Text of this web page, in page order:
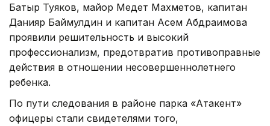
Батыр Туяков, майор Медет Махметов, капитан
Данияр Баймулдин и капитан Асем Абдраимова
проявили решительность и высокий
профессионализм, предотвратив противоправные
действия в отношении несовершеннолетнего
ребенка.
По пути следования в районе парка «Атакент»
офицеры стали свидетелями того,